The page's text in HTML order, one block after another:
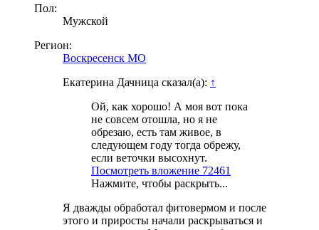
Пол:
Мужской
Регион:
Воскресенск МО
Екатерина Дачница сказал(а): ↑
Ой, как хорошо! А моя вот пока
не совсем отошла, но я не
обрезаю, есть там живое, в
следующем году тогда обрежу,
если веточки высохнут.
Посмотреть вложение 72461
Нажмите, чтобы раскрыть...
Я дважды обработал фитовермом и после
этого и приросты начали раскрываться и